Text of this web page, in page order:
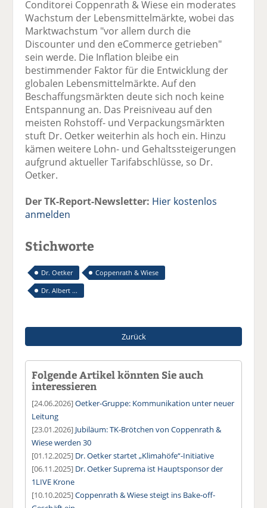
Conditorei Coppenrath & Wiese ein moderates
Wachstum der Lebensmittelmärkte, wobei das
Marktwachstum "vor allem durch die
Discounter und den eCommerce getrieben"
sein werde. Die Inflation bleibe ein
bestimmender Faktor für die Entwicklung der
globalen Lebensmittelmärkte. Auf den
Beschaffungsmärkten deute sich noch keine
Entspannung an. Das Preisniveau auf den
meisten Rohstoff- und Verpackungsmärkten
stuft Dr. Oetker weiterhin als hoch ein. Hinzu
kämen weitere Lohn- und Gehaltssteigerungen
aufgrund aktueller Tarifabschlüsse, so Dr.
Oetker.
Der TK-Report-Newsletter: Hier kostenlos
anmelden
Stichworte
Dr. Oetker
Coppenrath & Wiese
Dr. Albert ...
Zurück
Folgende Artikel könnten Sie auch
interessieren
[24.06.2026]Oetker-Gruppe: Kommunikation unter neuer
Leitung
[23.01.2026] Jubiläum: TK-Brötchen von Coppenrath &
Wiese werden 30
[01.12.2025] Dr. Oetker startet „Klimahöfe“-Initiative
[06.11.2025] Dr. Oetker Suprema ist Hauptsponsor der
1LIVE Krone
[10.10.2025]Coppenrath & Wiese steigt ins Bake-off-